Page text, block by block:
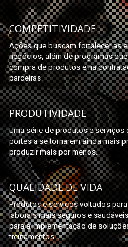
COMPETITIVIDADE
Ações que buscam fortalecer as
negócios, além de programas
compra de produtos e na
parceiras.
PRODUTIVIDADE
Uma série de produtos e
portes a se tornarem ainda mais
produzir mais por menos.
QUALIDADE DE VIDA
Produtos e serviços voltados
laborais mais seguros e
para a implementação de
treinamentos.